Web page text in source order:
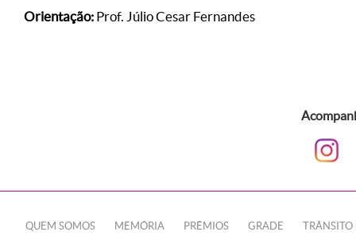
Orientação: Prof. Júlio Cesar Fernandes
QUEM SOMOS MEMÓRIA PRÊMIOS GRADE TRÂNSITO